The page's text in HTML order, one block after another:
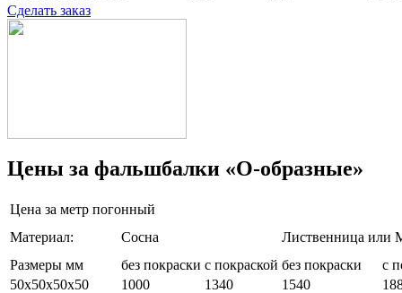
Сделать заказ
Цены за фальшбалки «О-образные»
Цена за метр погонный
Материал:
Сосна
Лиственница
Размеры мм
без покраски с покраской без покраски
с
50x50x50х50
1000 1340 1540